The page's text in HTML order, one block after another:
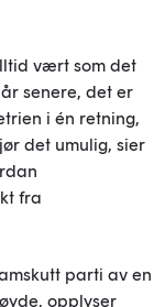
vært som det
senere, det er
i én retning,
det umulig, sier
fra
parti av en
opplyser